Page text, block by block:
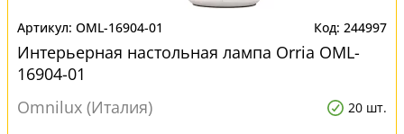
OML-16904-01 244997
Интерьерная настольная лампа Orria OML-
16904-01
Omnilux (Италия)
20 шт.